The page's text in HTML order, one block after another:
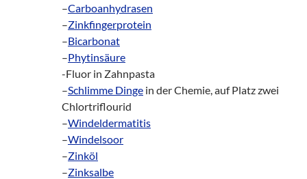
–Carboanhydrasen
–Zinkfingerprotein
–Bicarbonat
–Phytinsäure
-Fluor in Zahnpasta
–Schlimme Dinge in der Chemie, auf Platz zwei
Chlortriflourid
–Windeldermatitis
–Windelsoor
–Zinköl
–Zinksalbe